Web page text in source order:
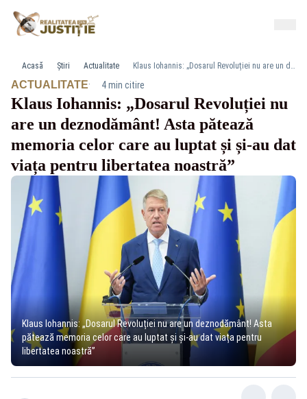
Acasă Știri Actualitate Klaus Iohannis: „Dosarul Revoluției nu are un deznodământ! Asta pătează memoria celor care au luptat și și-au dat viața pentru libertatea noastră”
ACTUALITATE· 4 min citire
Klaus Iohannis: „Dosarul Revoluției nu
are un deznodământ! Asta pătează
memoria celor care au luptat și și-au dat
viața pentru libertatea noastră”
Klaus Iohannis: „Dosarul Revoluției nu are un deznodământ! Asta
pătează memoria celor care au luptat și și-au dat viața pentru
libertatea noastră”